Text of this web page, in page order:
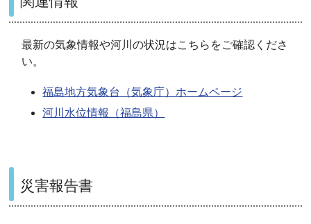
最新の気象情報や河川の状況はこちらをご確認くださ
い。
福島地方気象台（気象庁）ホームページ
河川水位情報（福島県）
災害報告書